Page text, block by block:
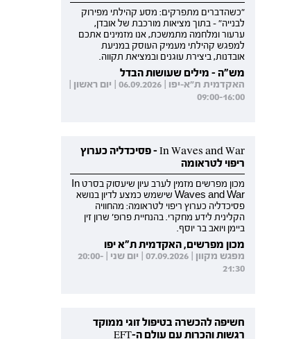
"כשהדברים מתפרקים: מסע קהילתי מפירוק
לבנייה" - בתוך מציאות מורכבת של אובדן,
ערעור ומלחמה מתמשכת, אנו מזמינים אתכם
למפגש קהילתי מעמיק העוסק במניעת
אובדנות, ביצירת עוגנים ובמציאת תקווה.
מש"ה - מילים שעושות הבדל
האקדמית ת"א-יפו | 06.09.2026 | יום ראשון |
09:00-16:00
In Waves and War - פסיכדליה כערוץ
ריפוי לטראומה
מכון מפרשים מזמין לערב עיון שיעסוק בסרט In
Waves and War שישמש כמצע לדיון בנושא
פסיכדליה כערוץ ריפוי לטראומה: מהחוויה
הקלינית לידע מחקרי. בהנחיית פרופ' שרון זין
ביימן ויואב בר יוסף.
מכון מפרשים, האקדמית ת"א יפו
מפגש מקוון | 07.09.2026 | יום שני | 20:00-
21:30
חשיפה להכשרה בטיפול זוגי ממוקד
רגשות והכרות עם עולם ה-EFT